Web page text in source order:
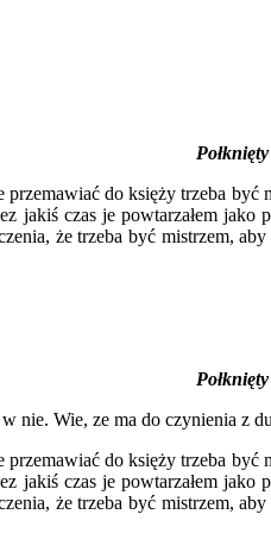
przemawiać do księży trzeba
jakiś czas je powtarzałem
że trzeba być mistrzem,
nie. Wie, ze ma do czynienia
przemawiać do księży trzeba
jakiś czas je powtarzałem
że trzeba być mistrzem,